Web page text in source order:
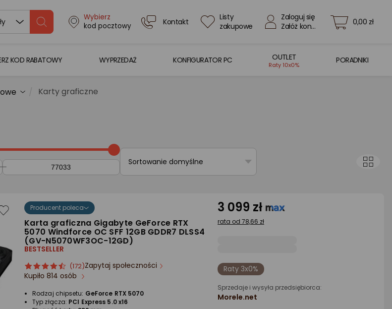
Wybierz
kod pocztowy
Kontakt
Listy
zakupowe
Zaloguj się
Załóż konto
0,00 zł
KOD RABATOWY WYPRZEDAŻ KONFIGURATOR PC OUTLET
Raty 10x0%
PORADNIKI
Karty graficzne
Sortowanie domyślne
Producent poleca
Karta graficzna Gigabyte GeForce RTX
5070 Windforce OC SFF 12GB GDDR7 DLSS4
(GV-N5070WF3OC-12GD)
BESTSELLER
ocena
produktu
gwiazdki
Ocena
produktu
(172)Zapytaj społeczności
Kupiło 814 osób
Rodzaj chipsetu: GeForce RTX 5070
Typ złącza: PCI Express 5.0 x16
3 099 zł
rata od 78,66 zł
Raty 3x0%
Sprzedaje i wysyła przedsiębiorca:
Morele.net